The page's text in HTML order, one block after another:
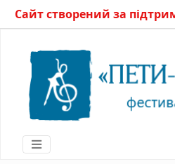
Сайт створений за